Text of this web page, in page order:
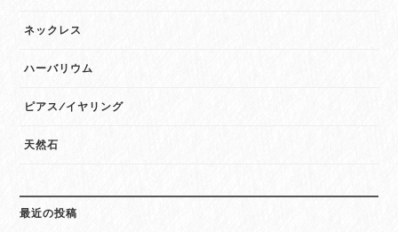
ネックレス
ハーバリウム
ピアス/イヤリング
天然石
最近の投稿